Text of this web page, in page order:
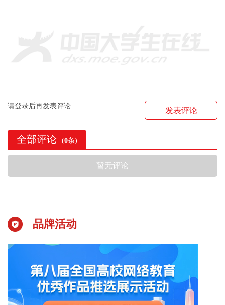
请登录后再发表评论
发表评论
全部评论 (0条)
暂无评论
品牌活动